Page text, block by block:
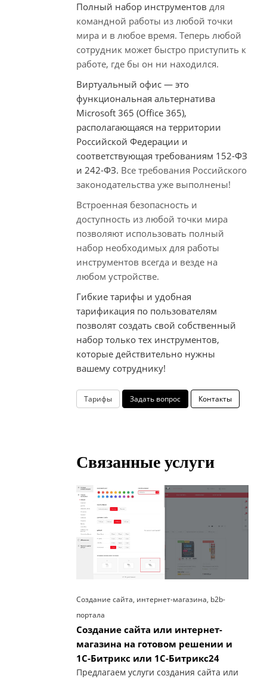
Полный набор инструментов для
командной работы из любой точки
мира и в любое время. Теперь любой
сотрудник может быстро приступить к
работе, где бы он ни находился.
Виртуальный офис — это
функциональная альтернатива
Microsoft 365 (Office 365),
располагающаяся на территории
Российской Федерации и
соответствующая требованиям 152-ФЗ
и 242-ФЗ. Все требования Российского
законодательства уже выполнены!
Встроенная безопасность и
доступность из любой точки мира
позволяют использовать полный
набор необходимых для работы
инструментов всегда и везде на
любом устройстве.
Гибкие тарифы и удобная
тарификация по пользователям
позволят создать свой собственный
набор только тех инструментов,
которые действительно нужны
вашему сотруднику!
Тарифы Задать вопрос Контакты
Связанные услуги
Создание сайта, интернет-магазина, b2b-
портала
Создание сайта или интернет-
магазина на готовом решении и
1С-Битрикс или 1С-Битрикс24
Предлагаем услуги создания сайта или